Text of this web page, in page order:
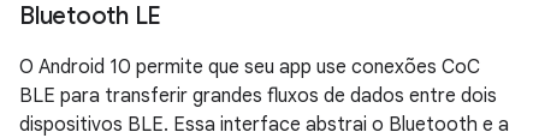
Bluetooth LE
O Android 10 permite que seu app use conexões CoC
BLE para transferir grandes fluxos de dados entre dois
dispositivos BLE. Essa interface abstrai o Bluetooth e a